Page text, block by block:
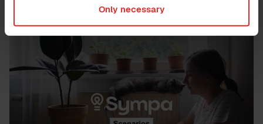
Only necessary